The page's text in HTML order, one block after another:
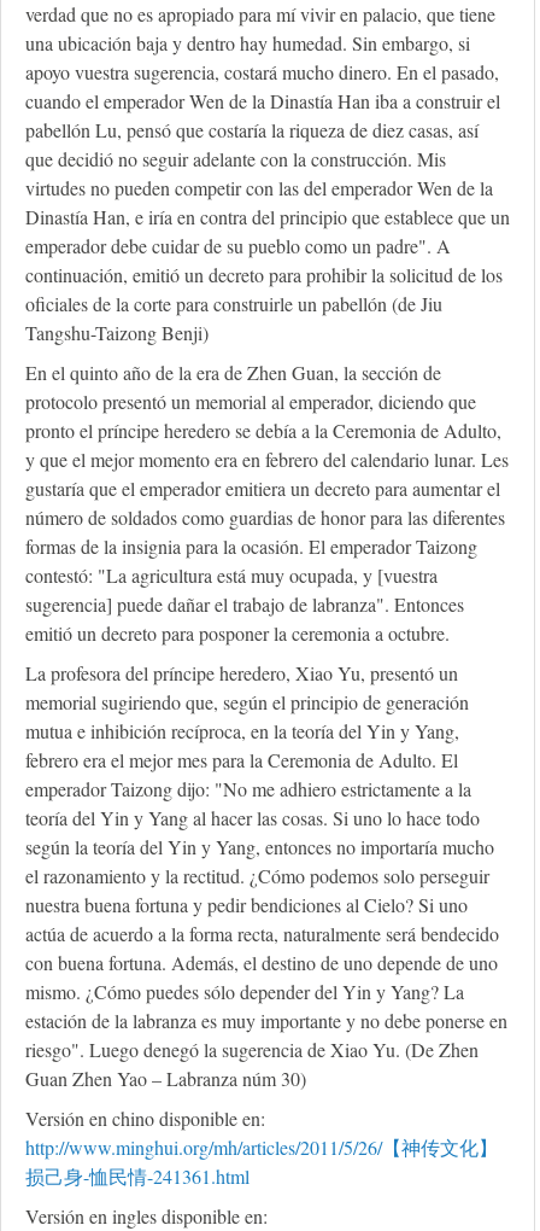
verdad que no es apropiado para mí vivir en palacio, que tiene
una ubicación baja y dentro hay humedad. Sin embargo, si
apoyo vuestra sugerencia, costará mucho dinero. En el pasado,
cuando el emperador Wen de la Dinastía Han iba a construir el
pabellón Lu, pensó que costaría la riqueza de diez casas, así
que decidió no seguir adelante con la construcción. Mis
virtudes no pueden competir con las del emperador Wen de la
Dinastía Han, e iría en contra del principio que establece que un
emperador debe cuidar de su pueblo como un padre". A
continuación, emitió un decreto para prohibir la solicitud de los
oficiales de la corte para construirle un pabellón (de Jiu
Tangshu-Taizong Benji)
En el quinto año de la era de Zhen Guan, la sección de
protocolo presentó un memorial al emperador, diciendo que
pronto el príncipe heredero se debía a la Ceremonia de Adulto,
y que el mejor momento era en febrero del calendario lunar. Les
gustaría que el emperador emitiera un decreto para aumentar el
número de soldados como guardias de honor para las diferentes
formas de la insignia para la ocasión. El emperador Taizong
contestó: "La agricultura está muy ocupada, y [vuestra
sugerencia] puede dañar el trabajo de labranza". Entonces
emitió un decreto para posponer la ceremonia a octubre.
La profesora del príncipe heredero, Xiao Yu, presentó un
memorial sugiriendo que, según el principio de generación
mutua e inhibición recíproca, en la teoría del Yin y Yang,
febrero era el mejor mes para la Ceremonia de Adulto. El
emperador Taizong dijo: "No me adhiero estrictamente a la
teoría del Yin y Yang al hacer las cosas. Si uno lo hace todo
según la teoría del Yin y Yang, entonces no importaría mucho
el razonamiento y la rectitud. ¿Cómo podemos solo perseguir
nuestra buena fortuna y pedir bendiciones al Cielo? Si uno
actúa de acuerdo a la forma recta, naturalmente será bendecido
con buena fortuna. Además, el destino de uno depende de uno
mismo. ¿Cómo puedes sólo depender del Yin y Yang? La
estación de la labranza es muy importante y no debe ponerse en
riesgo". Luego denegó la sugerencia de Xiao Yu. (De Zhen
Guan Zhen Yao – Labranza núm 30)
Versión en chino disponible en:
http://www.minghui.org/mh/articles/2011/5/26/【神传文化】
损己身-恤民情-241361.html
Versión en ingles disponible en: